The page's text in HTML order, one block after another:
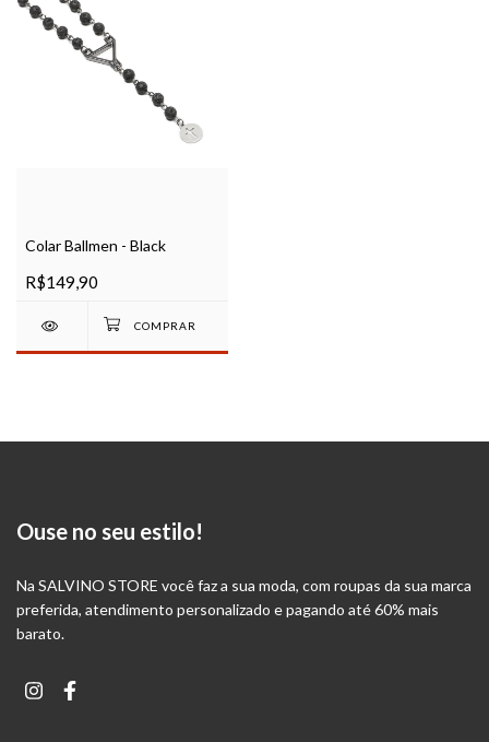
Colar Ballmen - Black
R$149,90
Ouse no seu estilo!
Na SALVINO STORE você faz a sua moda, com roupas da sua marca
preferida, atendimento personalizado e pagando até 60% mais
barato.